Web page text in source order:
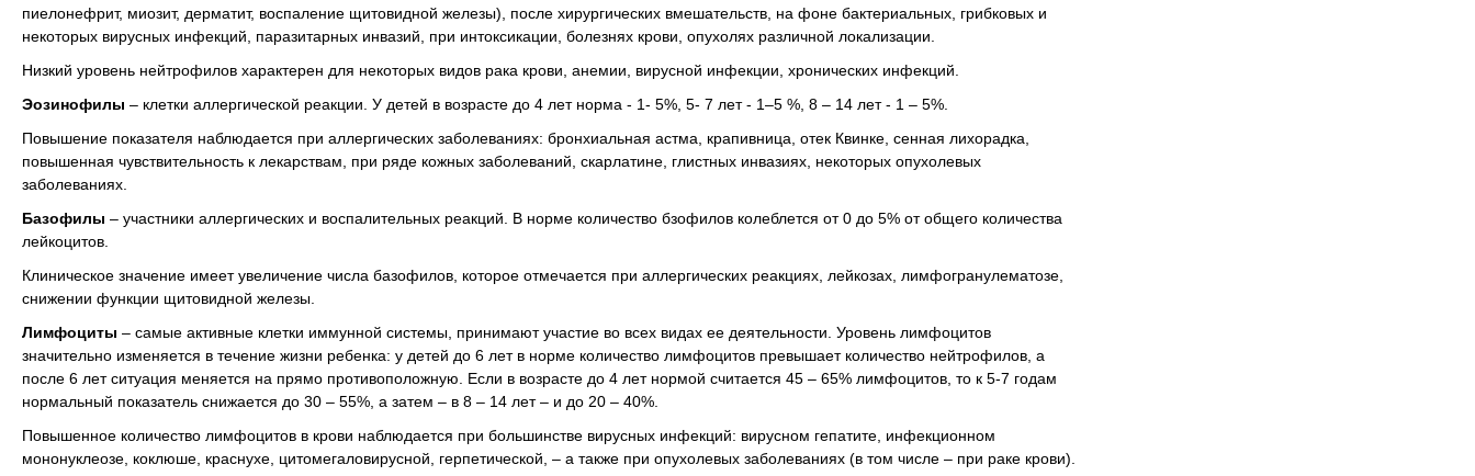
пиелонефрит, миозит, дерматит, воспаление щитовидной железы), после хирургических вмешательств, на фоне бактериальных, грибковых и
некоторых вирусных инфекций, паразитарных инвазий, при интоксикации, болезнях крови, опухолях различной локализации.
Низкий уровень нейтрофилов характерен для некоторых видов рака крови, анемии, вирусной инфекции, хронических инфекций.
Эозинофилы – клетки аллергической реакции. У детей в возрасте до 4 лет норма - 1- 5%, 5- 7 лет - 1–5 %, 8 – 14 лет - 1 – 5%.
Повышение показателя наблюдается при аллергических заболеваниях: бронхиальная астма, крапивница, отек Квинке, сенная лихорадка,
повышенная чувствительность к лекарствам, при ряде кожных заболеваний, скарлатине, глистных инвазиях, некоторых опухолевых
заболеваниях.
Базофилы – участники аллергических и воспалительных реакций. В норме количество бзофилов колеблется от 0 до 5% от общего количества
лейкоцитов.
Клиническое значение имеет увеличение числа базофилов, которое отмечается при аллергических реакциях, лейкозах, лимфогранулематозе,
снижении функции щитовидной железы.
Лимфоциты – самые активные клетки иммунной системы, принимают участие во всех видах ее деятельности. Уровень лимфоцитов
значительно изменяется в течение жизни ребенка: у детей до 6 лет в норме количество лимфоцитов превышает количество нейтрофилов, а
после 6 лет ситуация меняется на прямо противоположную. Если в возрасте до 4 лет нормой считается 45 – 65% лимфоцитов, то к 5-7 годам
нормальный показатель снижается до 30 – 55%, а затем – в 8 – 14 лет – и до 20 – 40%.
Повышенное количество лимфоцитов в крови наблюдается при большинстве вирусных инфекций: вирусном гепатите, инфекционном
мононуклеозе, коклюше, краснухе, цитомегаловирусной, герпетической, – а также при опухолевых заболеваниях (в том числе – при раке крови).